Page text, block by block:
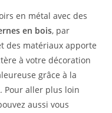
en métal avec des
en bois, par
des matériaux apporte
à votre décoration
grâce à la
Pour aller plus loin
aussi vous